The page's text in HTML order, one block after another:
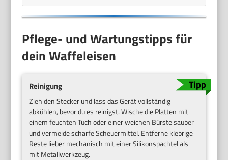
Pflege- und Wartungstipps für
dein Waffeleisen
Reinigung
Zieh den Stecker und lass das Gerät vollständig
abkühlen, bevor du es reinigst. Wische die Platten mit
einem feuchten Tuch oder einer weichen Bürste sauber
und vermeide scharfe Scheuermittel. Entferne klebrige
Reste lieber mechanisch mit einer Silikonspachtel als
mit Metallwerkzeug.